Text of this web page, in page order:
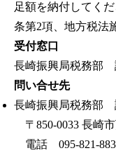
足額を納付してく
条第2項、地方税法
受付窓口
長崎振興局税務部
問い合せ先
長崎振興局税務部
〒850-0033 長崎
電話 095-821-